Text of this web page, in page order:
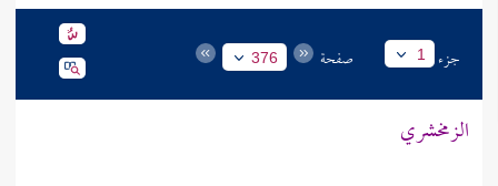
جزء 1 صفحة 376
الزمخشري